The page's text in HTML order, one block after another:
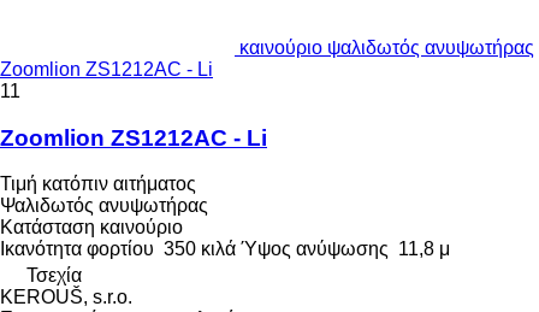
καινούριο ψαλιδωτός ανυψωτήρας
Zoomlion ZS1212AC - Li
11
Zoomlion ZS1212AC - Li
Τιμή κατόπιν αιτήματος
Ψαλιδωτός ανυψωτήρας
Κατάσταση καινούριο
Ικανότητα φορτίου 350 κιλά Ύψος ανύψωσης 11,8 μ
Τσεχία
KEROUŠ, s.r.o.